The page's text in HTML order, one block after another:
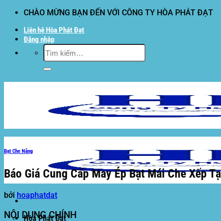
dung
CHÀO MỪNG BẠN ĐẾN VỚI CÔNG TY HÒA PHÁT ĐẠT
Liên hệ Hòa Phát Đạt
Đăng nhập
Tìm
kiếm:
Hòa Phát Đạt
Bạt Che Nắng
Báo Giá Cung Cấp May Ép Bạt Mái Che Xếp
bởi hoaphatdat
NỘI DUNG CHÍNH